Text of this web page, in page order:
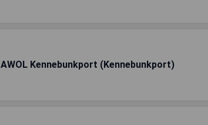
AWOL Kennebunkport (Kennebunkport)